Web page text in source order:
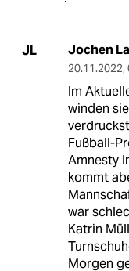
JL Jochen
20.11.2022,
Im
winden
Fußball-
Amnesty
kommt
war
Katrin
Morgen